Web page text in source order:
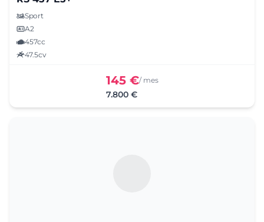
Sport
A2
457cc
47.5cv
145 €/ mes
7.800 €